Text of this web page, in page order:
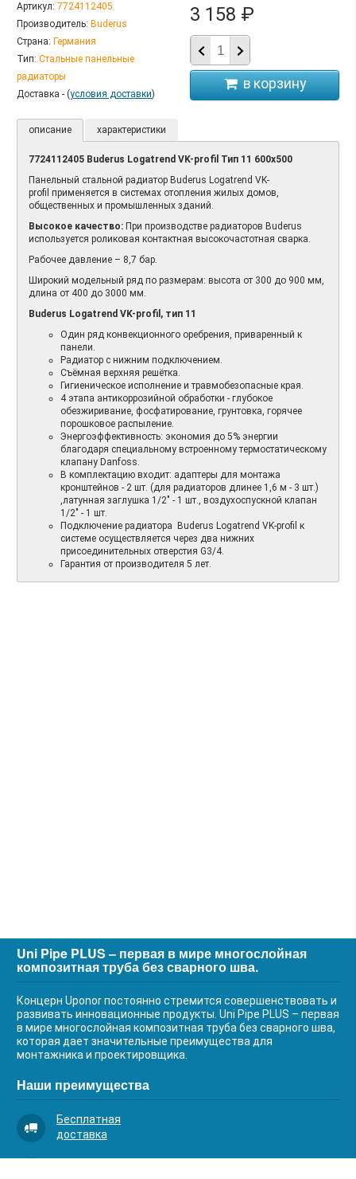
Артикул: 7724112405
Производитель: Buderus
Страна: Германия
Тип: Стальные панельные
радиаторы
Доставка - (условия доставки)
3 158 ₽
описание характеристики
7724112405 Buderus Logatrend VK-profil Тип 11 600х500
Панельный стальной радиатор Buderus Logatrend VK-
profil применяется в системах отопления жилых домов,
общественных и промышленных зданий.
Высокое качество: При производстве радиаторов Buderus
используется роликовая контактная высокочастотная сварка.
Рабочее давление – 8,7 бар.
Широкий модельный ряд по размерам: высота от 300 до 900 мм,
длина от 400 до 3000 мм.
Buderus Logatrend VK-profil, тип 11
Один ряд конвекционного оребрения, приваренный к
панели.
Радиатор с нижним подключением.
Съёмная верхняя решётка.
Гигиеническое исполнение и травмобезопасные края.
4 этапа антикоррозийной обработки - глубокое
обезжиривание, фосфатирование, грунтовка, горячее
порошковое распыление.
Энергоэффективность: экономия до 5% энергии
благодаря специальному встроенному термостатическому
клапану Danfoss.
В комплектацию входит: адаптеры для монтажа
кронштейнов - 2 шт. (для радиаторов длинее 1,6 м - 3 шт.)
,латунная заглушка 1/2" - 1 шт., воздухоспускной клапан
1/2" - 1 шт.
Подключение радиатора Buderus Logatrend VK-profil к
системе осуществляется через два нижних
присоединительных отверстия G3/4.
Гарантия от производителя 5 лет.
Uni Pipe PLUS – первая в мире многослойная
композитная труба без сварного шва.
Концерн Uponor постоянно стремится совершенствовать и
развивать инновационные продукты. Uni Pipe PLUS – первая
в мире многослойная композитная труба без сварного шва,
которая дает значительные преимущества для
монтажника и проектировщика.
Наши преимущества
Бесплатная
доставка